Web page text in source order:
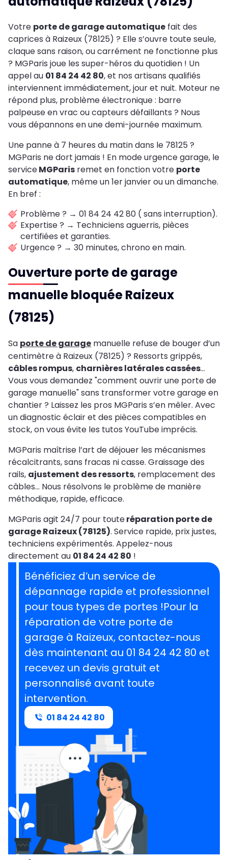
Votre porte de garage automatique fait des
caprices à Raizeux (78125) ? Elle s’ouvre toute seule,
claque sans raison, ou carrément ne fonctionne plus
? MGParis joue les super-héros du quotidien ! Un
appel au 01 84 24 42 80, et nos artisans qualifiés
interviennent immédiatement, jour et nuit. Moteur ne
répond plus, problème électronique : barre
palpeuse en vrac ou capteurs défaillants ? Nous
vous dépannons en une demi-journée maximum.
Une panne à 7 heures du matin dans le 78125 ?
MGParis ne dort jamais ! En mode urgence garage, le
serviceMGParis remet en fonction votre porte
automatique, même un 1er janvier ou un dimanche.
En bref :
Problème ? → 01 84 24 42 80 ( sans interruption).
Expertise ? → Techniciens aguerris, pièces
certifiées et garanties.
Urgence ? → 30 minutes, chrono en main.
Ouverture porte de garage
manuelle bloquée Raizeux
(78125)
Sa porte de garage manuelle refuse de bouger d’un
centimètre à Raizeux (78125) ? Ressorts grippés,
câbles rompus, charnières latérales cassées…
Vous vous demandez "comment ouvrir une porte de
garage manuelle" sans transformer votre garage en
chantier ? Laissez les pros MGParis s’en mêler. Avec
un diagnostic éclair et des pièces compatibles en
stock, on vous évite les tutos YouTube imprécis.
MGParis maîtrise l’art de déjouer les mécanismes
récalcitrants, sans fracas ni casse. Graissage des
rails, ajustement des ressorts, remplacement des
câbles… Nous résolvons le problème de manière
méthodique, rapide, efficace.
MGParis agit 24/7 pour touteréparation porte de
garage Raizeux (78125). Service rapide, prix justes,
techniciens expérimentés. Appelez-nous
directement au 01 84 24 42 80 !
Bénéficiez d’un service de
dépannage rapide et professionnel
pour tous types de portes !Pour la
réparation de votre porte de
garage à Raizeux, contactez-nous
dès maintenant au 01 84 24 42 80 et
recevez un devis gratuit et
personnalisé avant toute
intervention.
01 84 24 42 80